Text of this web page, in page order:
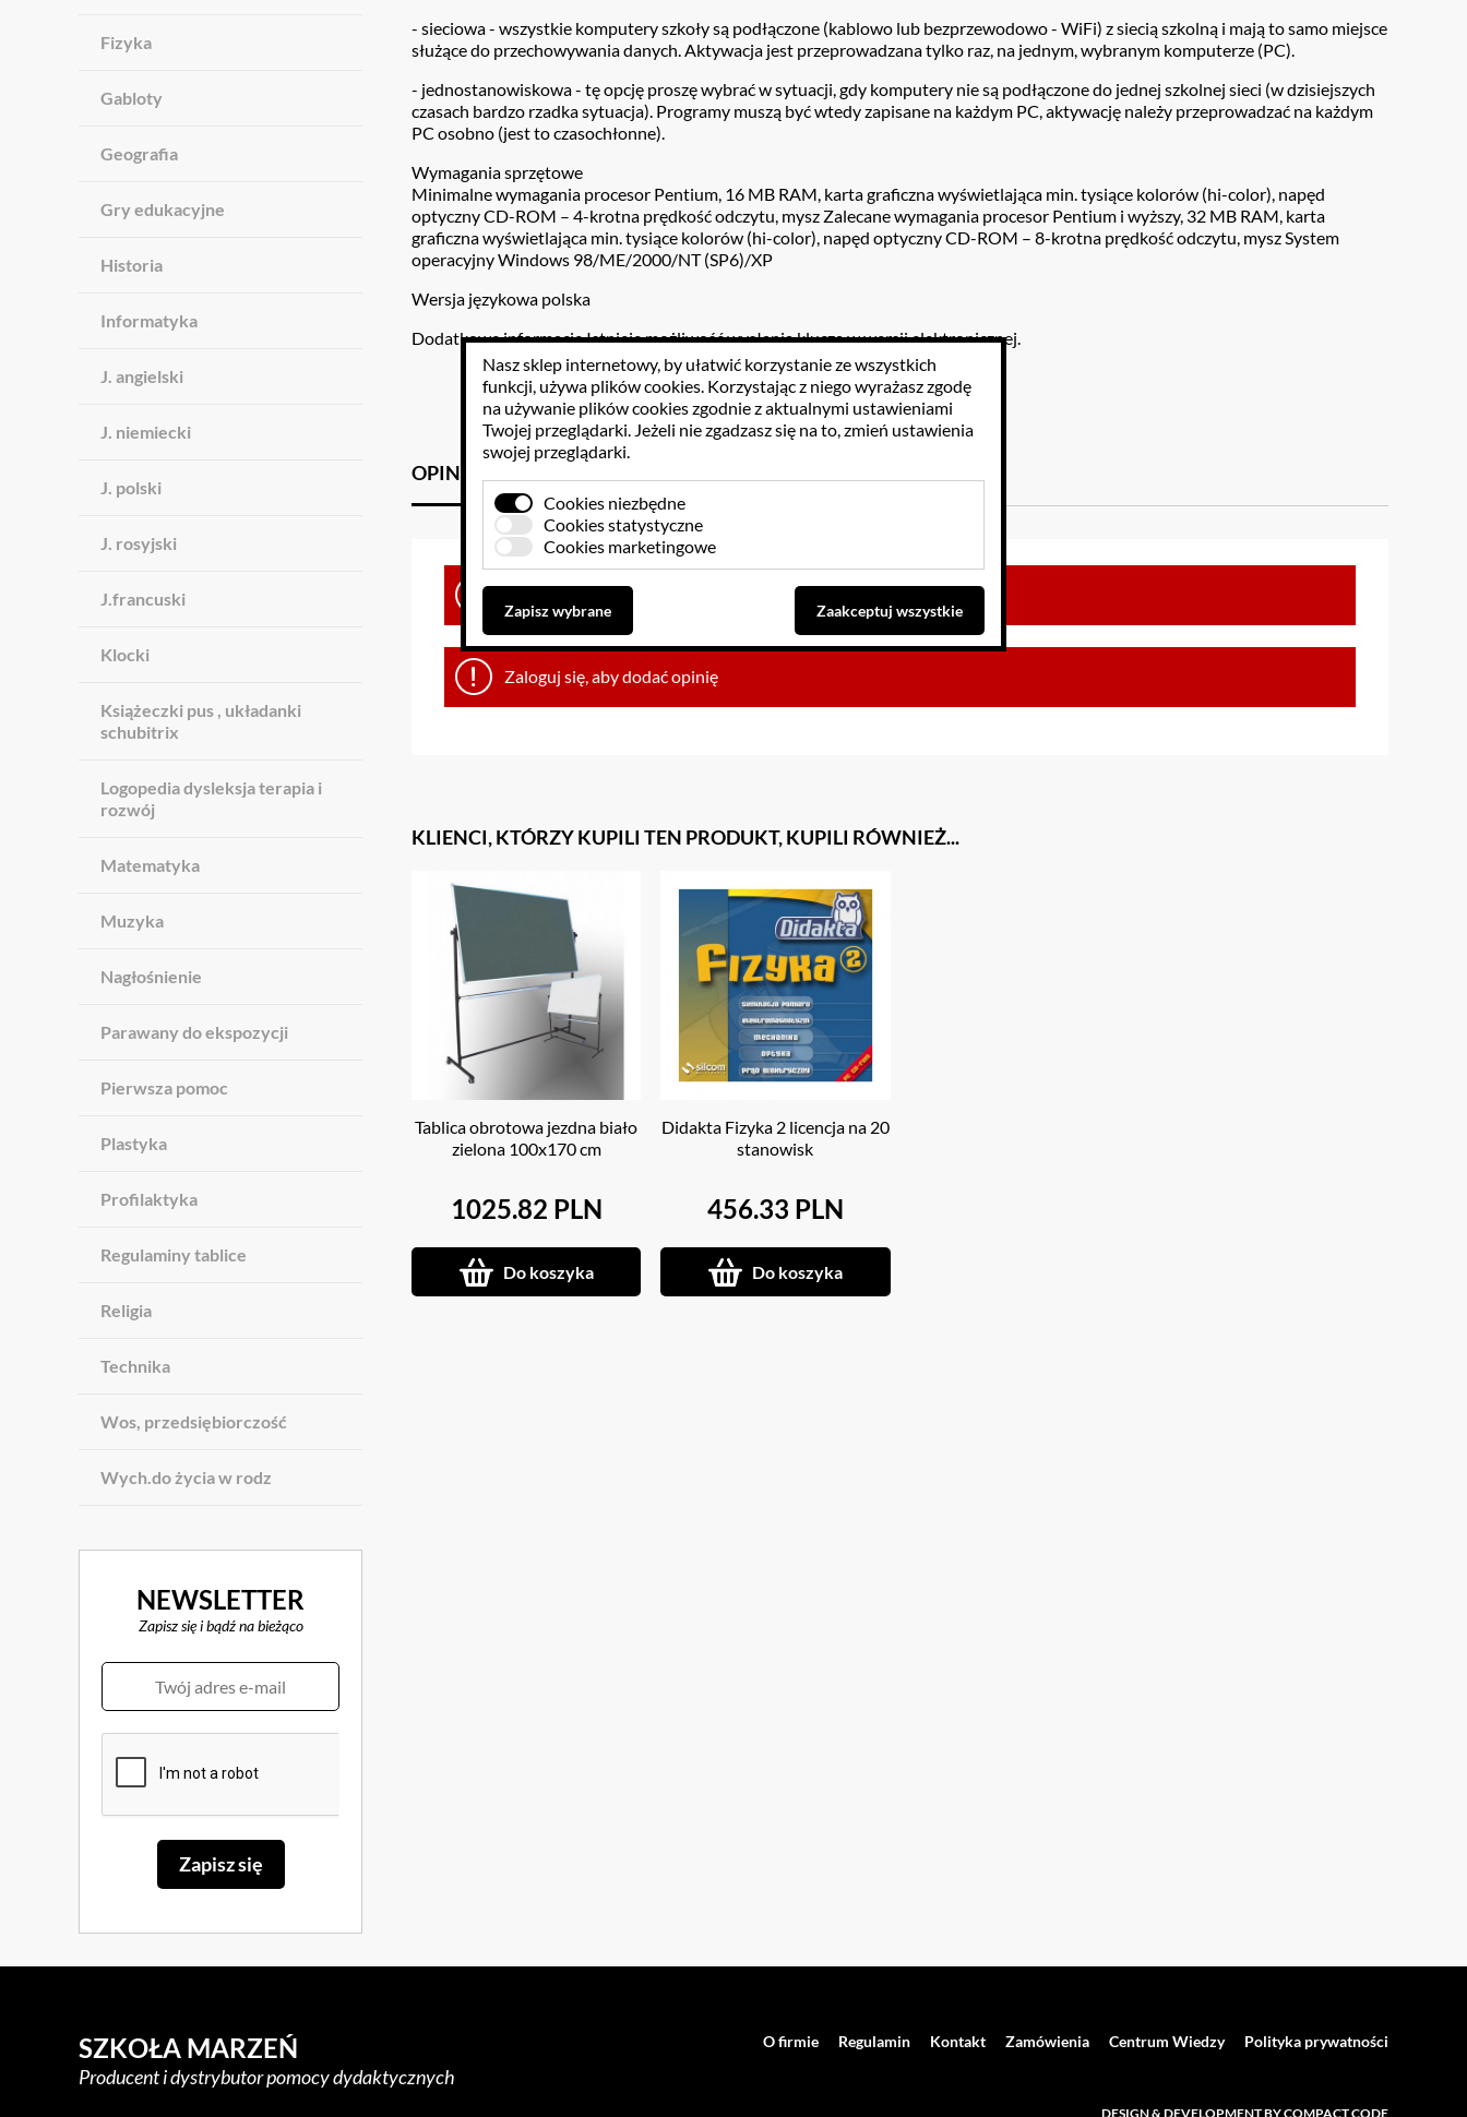
Fizyka
Gabloty
Geografia
Gry edukacyjne
Historia
Informatyka
J. angielski
J. niemiecki
J. polski
J. rosyjski
J.francuski
Klocki
Książeczki pus , układanki
schubitrix
Logopedia dysleksja terapia i
rozwój
Matematyka
Muzyka
Nagłośnienie
Parawany do ekspozycji
Pierwsza pomoc
Plastyka
Profilaktyka
Regulaminy tablice
Religia
Technika
Wos, przedsiębiorczość
Wych.do życia w rodz
NEWSLETTER
Zapisz się i bądź na bieżąco
- sieciowa - wszystkie komputery szkoły są podłączone (kablowo lub bezprzewodowo - WiFi) z siecią szkolną i mają to samo miejsce
służące do przechowywania danych. Aktywacja jest przeprowadzana tylko raz, na jednym, wybranym komputerze (PC).
- jednostanowiskowa - tę opcję proszę wybrać w sytuacji, gdy komputery nie są podłączone do jednej szkolnej sieci (w dzisiejszych
czasach bardzo rzadka sytuacja). Programy muszą być wtedy zapisane na każdym PC, aktywację należy przeprowadzać na każdym
PC osobno (jest to czasochłonne).
Wymagania sprzętowe
Minimalne wymagania procesor Pentium, 16 MB RAM, karta graficzna wyświetlająca min. tysiące kolorów (hi-color), napęd
optyczny CD-ROM – 4-krotna prędkość odczytu, mysz Zalecane wymagania procesor Pentium i wyższy, 32 MB RAM, karta
graficzna wyświetlająca min. tysiące kolorów (hi-color), napęd optyczny CD-ROM – 8-krotna prędkość odczytu, mysz System
operacyjny Windows 98/ME/2000/NT (SP6)/XP
Wersja językowa polska
Dodatkowe informacje Istnieje możliwość wysłania klucza w wersji elektronicznej.
OPINIE KLIENTÓW
Brak opinii dla towaru
Zaloguj się, aby dodać opinię
KLIENCI, KTÓRZY KUPILI TEN PRODUKT, KUPILI RÓWNIEŻ...
Tablica obrotowa jezdna biało
zielona 100x170 cm
1025.82 PLN
Do koszyka
Didakta Fizyka 2 licencja na 20
stanowisk
456.33 PLN
Do koszyka
SZKOŁA MARZEŃ
Producent i dystrybutor pomocy dydaktycznych
O firmie Regulamin Kontakt Zamówienia Centrum Wiedzy Polityka prywatności
DESIGN & DEVELOPMENT BY COMPACT CODE
Nasz sklep internetowy, by ułatwić korzystanie ze wszystkich
funkcji, używa plików cookies. Korzystając z niego wyrażasz zgodę
na używanie plików cookies zgodnie z aktualnymi ustawieniami
Twojej przeglądarki. Jeżeli nie zgadzasz się na to, zmień ustawienia
swojej przeglądarki.
Cookies niezbędne
Cookies statystyczne
Cookies marketingowe
Zapisz wybrane Zaakceptuj wszystkie